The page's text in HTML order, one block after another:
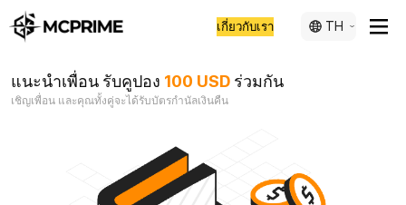
เกี่ยวกับเรา TH
แนะนำเพื่อน รับคูปอง 100 USD ร่วมกัน
เชิญเพื่อน และคุณทั้งคู่จะได้รับบัตรกำนัลเงินคืน